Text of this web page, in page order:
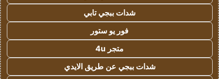
شدات ببجي تابي
فور يو ستور
متجر 4u
شدات ببجي عن طريق الايدي